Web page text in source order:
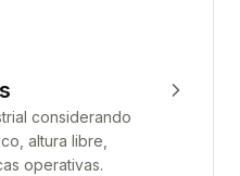
considerando
altura libre,
operativas.